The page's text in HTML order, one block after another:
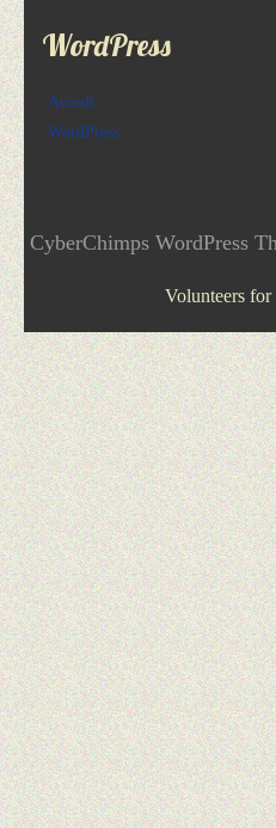
WordPress
Accedi
WordPress
CyberChimps WordPress
Volunteers for